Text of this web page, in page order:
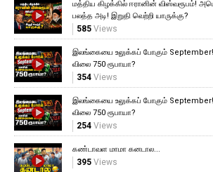
மத்திய கிழக்கில் ஈரானின் விஸ்வரூபம்!
பலத்த அடி! இறுதி வெற்றி யாருக்கு?
585Views
இலங்கையை உலுக்கப் போகும்
விலை 750 ரூபாயா?
354Views
இலங்கையை உலுக்கப் போகும்
விலை 750 ரூபாயா?
254Views
கண்டாவள மாமா கனடால...
395Views